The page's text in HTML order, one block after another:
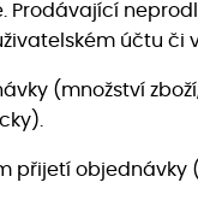
účtu či
(množství
přijetí